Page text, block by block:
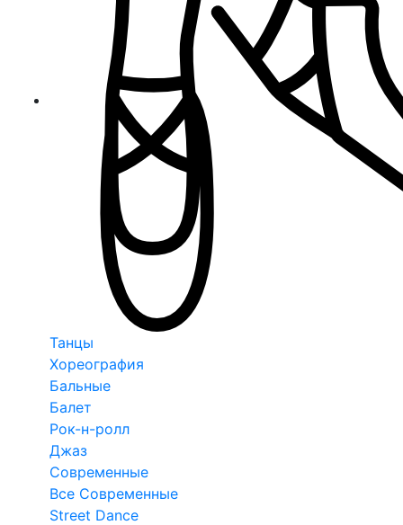
Танцы
Хореография
Бальные
Балет
Рок-н-ролл
Джаз
Современные
Все Современные
Street Dance